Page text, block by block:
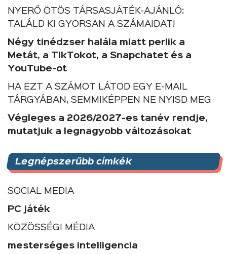
NYERŐ ÖTÖS TÁRSASJÁTÉK-AJÁNLÓ:
TALÁLD KI GYORSAN A SZÁMAIDAT!
Négy tinédzser halála miatt perlik a
Metát, a TikTokot, a Snapchatet és a
YouTube-ot
HA EZT A SZÁMOT LÁTOD EGY E-MAIL
TÁRGYÁBAN, SEMMIKÉPPEN NE NYISD MEG
Végleges a 2026/2027-es tanév rendje,
mutatjuk a legnagyobb változásokat
Legnépszerűbb címkék
SOCIAL MEDIA
PC játék
KÖZÖSSÉGI MÉDIA
mesterséges intelligencia